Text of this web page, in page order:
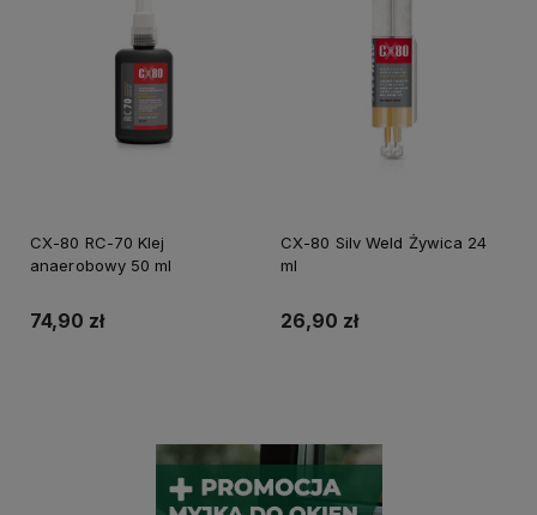
CX-80 RC-70 Klej
anaerobowy 50 ml
74,90 zł
CX-80 Silv Weld Żywica 24
ml
26,90 zł